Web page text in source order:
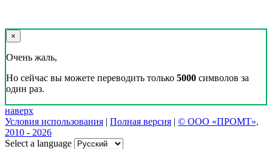
×
Очень жаль,
Но сейчас вы можете переводить только 5000 символов за
один раз.
наверх
Условия использования | Полная версия | © ООО «ПРОМТ»,
2010 - 2026
Select a language